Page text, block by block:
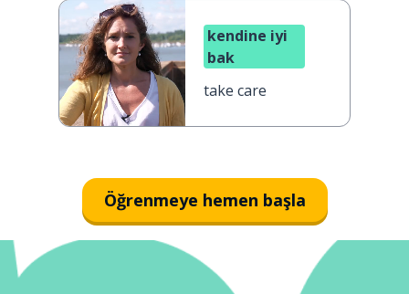
kendine iyi
bak
take care
Öğrenmeye hemen başla